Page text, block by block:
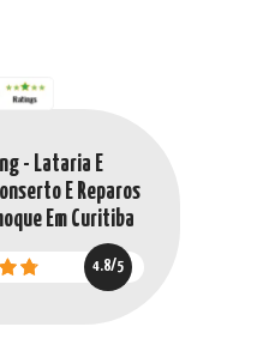
- Lataria E
E Reparos
Em Curitiba
4.8/5